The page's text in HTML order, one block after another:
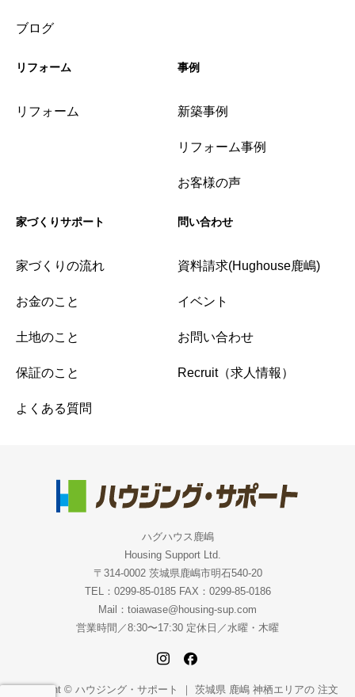
ブログ
リフォーム
リフォーム
事例
新築事例
リフォーム事例
お客様の声
家づくりサポート
家づくりの流れ
お金のこと
土地のこと
保証のこと
よくある質問
問い合わせ
資料請求(Hughouse鹿嶋)
イベント
お問い合わせ
Recruit（求人情報）
ハグハウス鹿嶋
Housing Support Ltd.
〒314-0002 茨城県鹿嶋市明石540-20
TEL：0299-85-0185 FAX：0299-85-0186
Mail：toiawase@housing-sup.com
営業時間／8:30〜17:30 定休日／水曜・木曜
Copyright © ハウジング・サポート ｜ 茨城県 鹿嶋 神栖エリアの 注文